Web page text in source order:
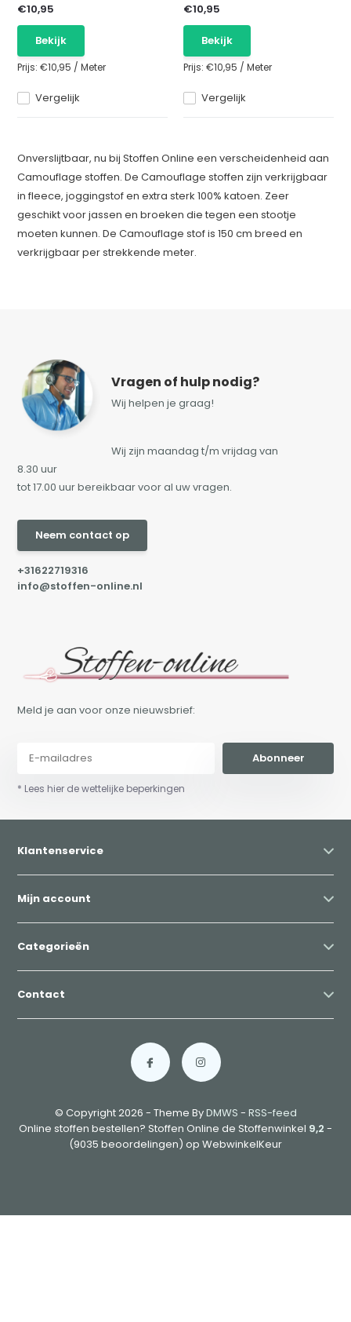
Vergelijk
€10,95
Bekijk
Prijs:€10,95 /Meter
Vergelijk
€10,95
Bekijk
Prijs: €10,95 / Meter
Onverslijtbaar, nu bij Stoffen Online een verscheidenheid aan
Camouflage stoffen. De Camouflage stoffen zijn verkrijgbaar
in fleece, joggingstof en extra sterk 100% katoen. Zeer
geschikt voor jassen en broeken die tegen een stootje
moeten kunnen. De Camouflage stof is 150 cm breed en
verkrijgbaar per strekkende meter.
Vragen of hulp nodig?
Wij helpen je graag!
Wij zijn maandag t/m vrijdag van
8.30 uur
tot 17.00 uur bereikbaar voor al uw vragen.
Neem contact op
+31622719316
info@stoffen-online.nl
Meld je aan voor onze nieuwsbrief:
Abonneer
* Lees hier de wettelijke beperkingen
Klantenservice
Mijn account
Categorieën
Contact
© Copyright 2026 - Theme ByDMWS - RSS-feed
Online stoffen bestellen? Stoffen Online de Stoffenwinkel 9,2 -
(9035 beoordelingen) op WebwinkelKeur